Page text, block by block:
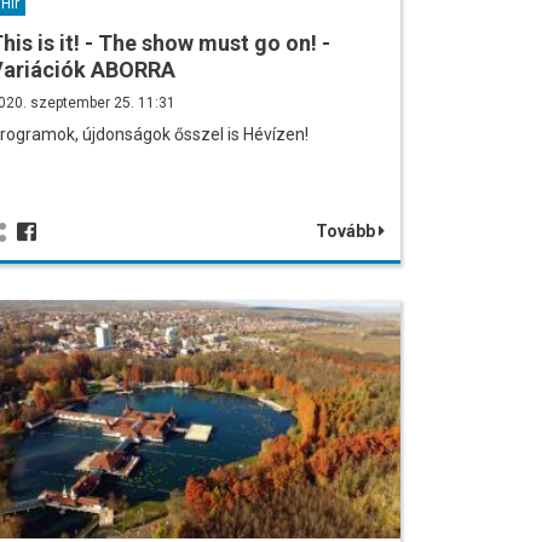
Hír
is it! - The show must go on! -
ABORRA
szeptember 25. 11:31
újdonságok ősszel is Hévízen!
Tovább